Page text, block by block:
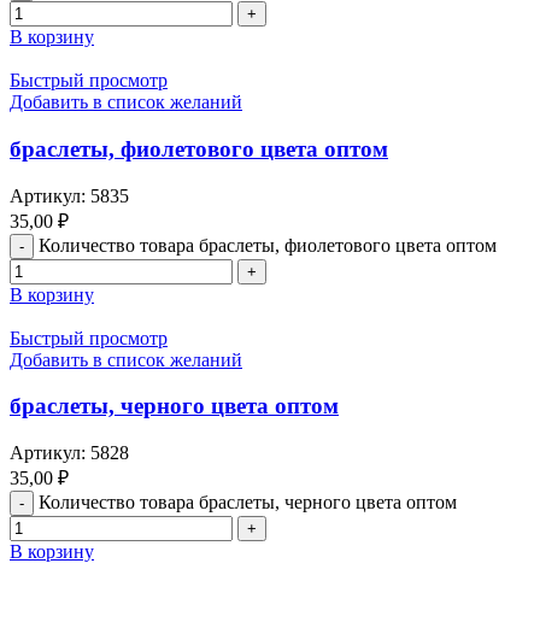
В корзину
Быстрый просмотр
Добавить в список желаний
браслеты, фиолетового цвета оптом
Артикул: 5835
35,00 ₽
Количество товара браслеты, фиолетового цвета оптом
В корзину
Быстрый просмотр
Добавить в список желаний
браслеты, черного цвета оптом
Артикул: 5828
35,00 ₽
Количество товара браслеты, черного цвета оптом
В корзину